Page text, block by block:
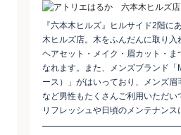
『六本木ヒルズ』ヒルサイド2階に
木ヒルズ店。木をふんだんに取り入
ヘアセット・メイク・眉カット・ま
なれます。また、メンズブランド「
ース）」がはいっており、メンズ眉
など男性もたくさんご利用いただい
リフレッシュや日頃のメンテナンス